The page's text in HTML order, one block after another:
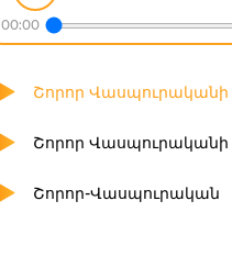
00:00
Շորոր Վասպուրականի
Շորոր
Շորոր-Վասպուրական